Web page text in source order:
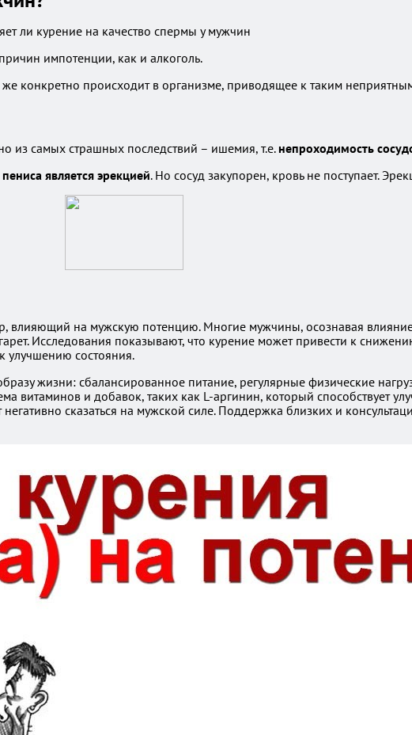
импотенции, как и алкоголь.
конкретно происходит в организме, приводящее к таким
из самых страшных последствий – ишемия, т.е. непроходимость
является эрекцией. Но сосуд закупорен, кровь не поступает.
влияющий на мужскую потенцию. Многие мужчины, осознавая
Исследования показывают, что курение может привести к
улучшению состояния.
жизни: сбалансированное питание, регулярные физические
витаминов и добавок, таких как L-аргинин, который способствует
сказаться на мужской силе. Поддержка близких и